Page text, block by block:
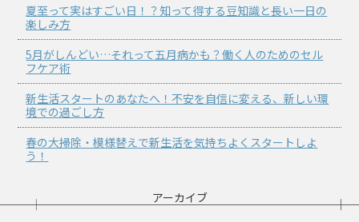
夏至って実はすごい日！？知って得する豆知識と長い一日の
楽しみ方
5月がしんどい…それって五月病かも？働く人のためのセル
フケア術
新生活スタートのあなたへ！不安を自信に変える、新しい環
境での過ごし方
春の大掃除・模様替えで新生活を気持ちよくスタートしよ
う！
アーカイブ